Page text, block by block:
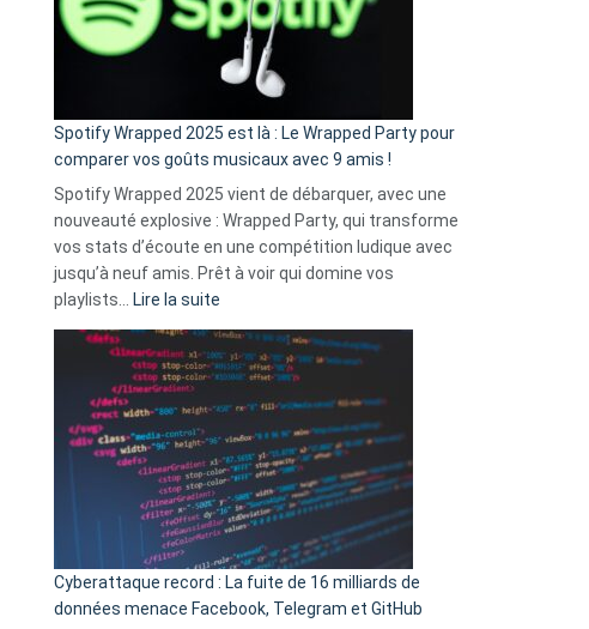
n’ai
pas
de
cash
»
Solly
change
la
vie
sans-
abri
en
3
secondes
Spotify Wrapped 2025 est là : Le Wrapped Party pour
comparer vos goûts musicaux avec 9 amis !
Spotify Wrapped 2025 vient de débarquer, avec une
nouveauté explosive : Wrapped Party, qui transforme
vos stats d’écoute en une compétition ludique avec
jusqu’à neuf amis. Prêt à voir qui domine vos
playlists…
Lire la suite
Wrapped
2025
est
:
Le
Wrapped
Party
pour
comparer
vos
Cyberattaque record : La fuite de 16 milliards de
données menace Facebook, Telegram et GitHub